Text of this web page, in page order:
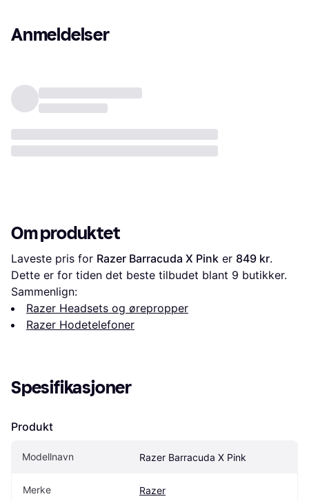
Anmeldelser
Om produktet
Laveste pris for Razer Barracuda X Pink er 849 kr.
Dette er for tiden det beste tilbudet blant 9 butikker.
Sammenlign:
Razer Headsets og ørepropper
Razer Hodetelefoner
Spesifikasjoner
Produkt
Modellnavn Razer Barracuda X Pink
Merke Razer